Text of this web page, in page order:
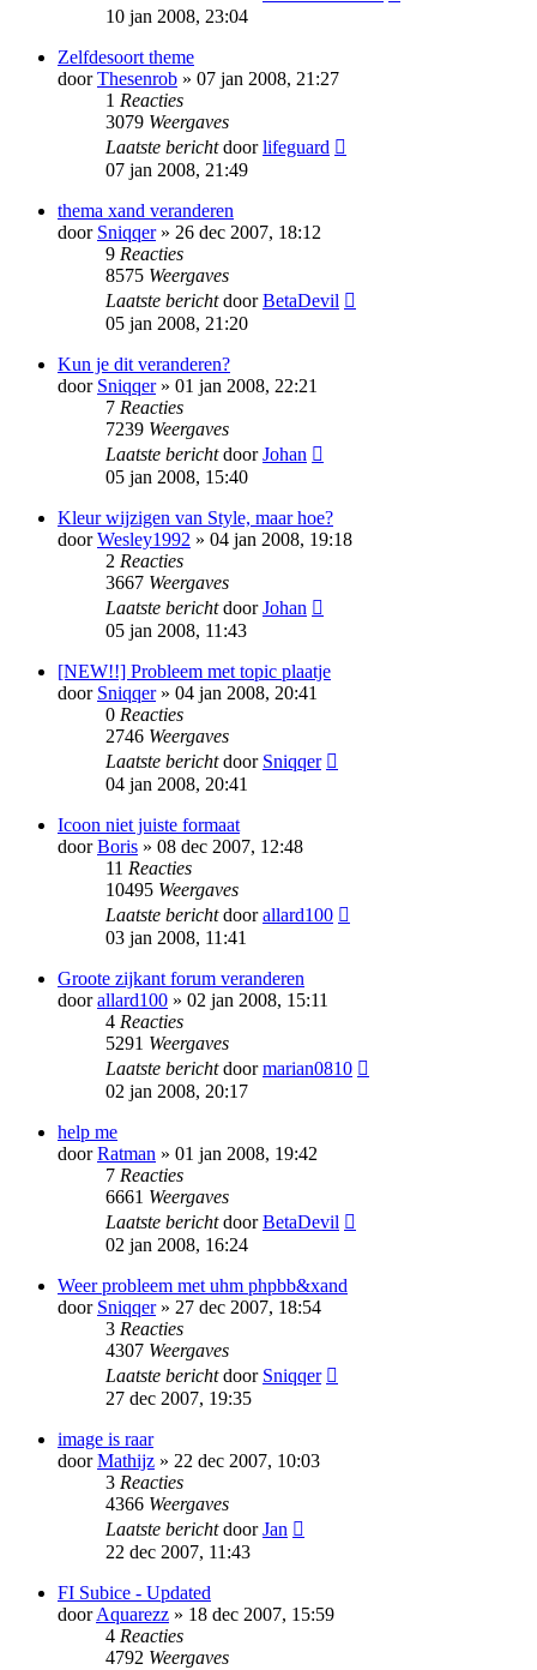
10 jan 2008, 23:04
Zelfdesoort theme
doorThesenrob » 07 jan 2008, 21:27
1 Reacties
3079 Weergaves
Laatste berichtdoorlifeguard
07 jan 2008, 21:49
thema xand veranderen
door Sniqqer» 26 dec 2007, 18:12
9 Reacties
8575 Weergaves
Laatste berichtdoorBetaDevil
05 jan 2008, 21:20
Kun je dit veranderen?
door Sniqqer» 01 jan 2008, 22:21
7 Reacties
7239 Weergaves
Laatste berichtdoorJohan
05 jan 2008, 15:40
Kleur wijzigen van Style, maar hoe?
doorWesley1992 » 04 jan 2008, 19:18
2 Reacties
3667 Weergaves
Laatste berichtdoorJohan
05 jan 2008, 11:43
[NEW!!] Probleem met topic plaatje
door Sniqqer» 04 jan 2008, 20:41
0 Reacties
2746 Weergaves
Laatste berichtdoor Sniqqer
04 jan 2008, 20:41
Icoon niet juiste formaat
doorBoris » 08 dec 2007, 12:48
11 Reacties
10495 Weergaves
Laatste berichtdoorallard100
03 jan 2008, 11:41
Groote zijkant forum veranderen
doorallard100 » 02 jan 2008, 15:11
4 Reacties
5291 Weergaves
Laatste berichtdoormarian0810
02 jan 2008, 20:17
help me
doorRatman » 01 jan 2008, 19:42
7 Reacties
6661 Weergaves
Laatste berichtdoorBetaDevil
02 jan 2008, 16:24
Weer probleem met uhm phpbb&xand
door Sniqqer» 27 dec 2007, 18:54
3 Reacties
4307 Weergaves
Laatste berichtdoor Sniqqer
27 dec 2007, 19:35
image is raar
doorMathijz » 22 dec 2007, 10:03
3 Reacties
4366 Weergaves
Laatste berichtdoorJan
22 dec 2007, 11:43
FI Subice - Updated
doorAquarezz » 18 dec 2007, 15:59
4 Reacties
4792 Weergaves